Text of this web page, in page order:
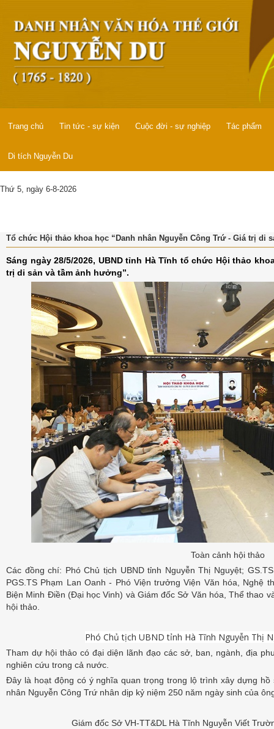
Trang chủ Tin tức - sự kiện Cuộc đời - sự nghiệp Tác phẩm
Di tích Nguyễn Du
Thứ 5, ngày 6-8-2026
Tổ chức Hội thảo khoa học “Danh nhân Nguyễn Công Trứ - Giá trị di
Sáng ngày 28/5/2026, UBND tỉnh Hà Tĩnh tổ chức Hội thảo
trị di sản và tầm ảnh hưởng”.
Toàn cảnh hội thảo
Các đồng chí: Phó Chủ tịch UBND tỉnh Nguyễn Thị Nguyệt;
PGS.TS Phạm Lan Oanh - Phó Viện trưởng Viện Văn hóa, Nghệ
Biện Minh Điền (Đại học Vinh) và Giám đốc Sở Văn hóa, Thể thao
hội thảo.
Phó Chủ tịch UBND tỉnh Hà Tĩnh Nguyễn Thị
Tham dự hội thảo có đại diện lãnh đạo các sở, ban, ngành, địa
nghiên cứu trong cả nước.
Đây là hoạt động có ý nghĩa quan trọng trong lộ trình xây dựng hồ
nhân Nguyễn Công Trứ nhân dịp kỷ niệm 250 năm ngày sinh của
Giám đốc Sở VH-TT&DL Hà Tĩnh Nguyễn Viết